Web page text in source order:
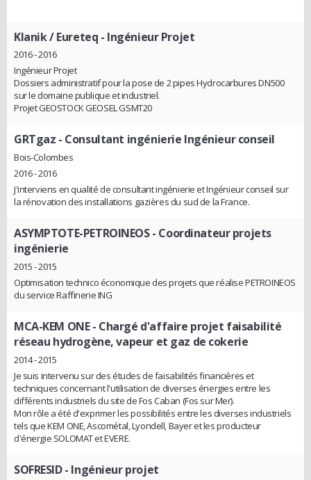
Klanik / Eureteq - Ingénieur Projet
2016 - 2016
Ingénieur Projet
Dossiers administratif pour la pose de 2 pipes Hydrocarbures DN500
sur le domaine publique et industriel.
Projet GEOSTOCK GEOSEL GSMT20
GRTgaz - Consultant ingénierie Ingénieur conseil
Bois-Colombes
2016 - 2016
J'interviens en qualité de consultant ingénierie et Ingénieur conseil sur
la rénovation des installations gazières du sud de la France.
ASYMPTOTE-PETROINEOS- Coordinateur projets
ingénierie
2015 - 2015
Optimisation technico économique des projets que réalise PETROINEOS
du service Raffinerie ING
MCA-KEM ONE- Chargé d'affaire projet faisabilité
réseau hydrogène, vapeur et gaz de cokerie
2014 - 2015
Je suis intervenu sur des études de faisabilités financières et
techniques concernant l'utilisation de diverses énergies entre les
différents industriels du site de Fos Caban (Fos sur Mer).
Mon rôle a été d'exprimer les possibilités entre les diverses industriels
tels que KEM ONE, Ascométal, Lyondell, Bayer et les producteur
d'énergie SOLOMAT et EVERE.
SOFRESID- Ingénieur projet